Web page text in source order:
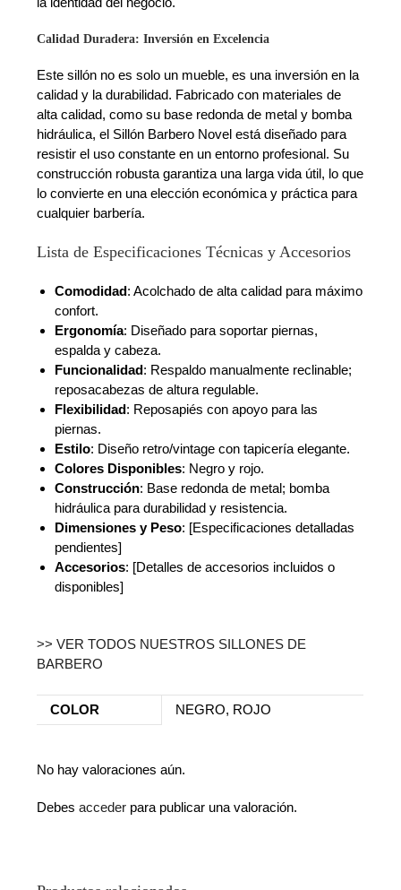
Calidad Duradera: Inversión en Excelencia
Este sillón no es solo un mueble, es una inversión en la
calidad y la durabilidad. Fabricado con materiales de
alta calidad, como su base redonda de metal y bomba
hidráulica, el Sillón Barbero Novel está diseñado para
resistir el uso constante en un entorno profesional. Su
construcción robusta garantiza una larga vida útil, lo que
lo convierte en una elección económica y práctica para
cualquier barbería.
Lista de Especificaciones Técnicas y Accesorios
Comodidad: Acolchado de alta calidad para máximo
confort.
Ergonomía: Diseñado para soportar piernas,
espalda y cabeza.
Funcionalidad: Respaldo manualmente reclinable;
reposacabezas de altura regulable.
Flexibilidad: Reposapiés con apoyo para las
piernas.
Estilo: Diseño retro/vintage con tapicería elegante.
Colores Disponibles: Negro y rojo.
Construcción: Base redonda de metal; bomba
hidráulica para durabilidad y resistencia.
Dimensiones y Peso: [Especificaciones detalladas
pendientes]
Accesorios: [Detalles de accesorios incluidos o
disponibles]
>> VER TODOS NUESTROS SILLONES DE
BARBERO
COLOR NEGRO, ROJO
No hay valoraciones aún.
Debesacceder para publicar una valoración.